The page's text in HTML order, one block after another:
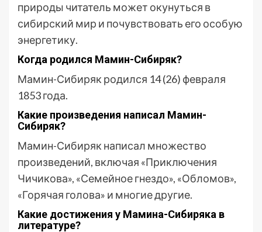
природы читатель может окунуться в
сибирский мир и почувствовать его особую
энергетику.
Когда родился Мамин-Сибиряк?
Мамин-Сибиряк родился 14 (26) февраля
1853 года.
Какие произведения написал Мамин-
Сибиряк?
Мамин-Сибиряк написал множество
произведений, включая «Приключения
Чичикова», «Семейное гнездо», «Обломов»,
«Горячая голова» и многие другие.
Какие достижения у Мамина-Сибиряка в
литературе?